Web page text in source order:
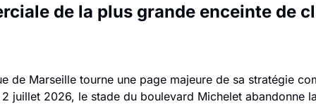
de la plus grande enceinte de
de Marseille tourne une page majeure de sa stratégie
juillet 2026, le stade du boulevard Michelet abandonne